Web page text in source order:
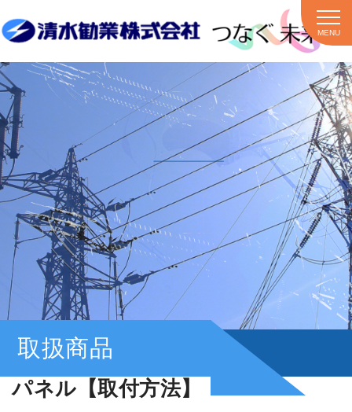
MENU
取扱商品
パネル【取付方法】